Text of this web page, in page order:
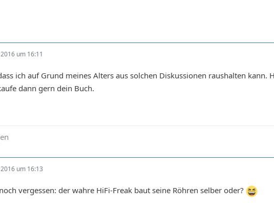
um 16:11
ich auf Grund meines Alters aus solchen Diskussionen raushalten
dann gern dein Buch.
um 16:13
vergessen: der wahre HiFi-Freak baut seine Röhren selber oder?